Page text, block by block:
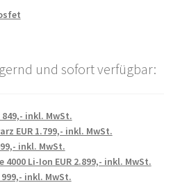
und sofort verfügbar:
inkl. MwSt.
EUR 1.799,- inkl. MwSt.
inkl. MwSt.
Li-Ion EUR 2.899,- inkl. MwSt.
inkl. MwSt.